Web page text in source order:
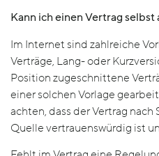
Kann ich einen Vertrag selbst
Im Internet sind zahlreiche
Verträge, Lang- oder
Position zugeschnittene
einer solchen Vorlage
achten, dass der Vertrag
Quelle vertrauenswürdig ist